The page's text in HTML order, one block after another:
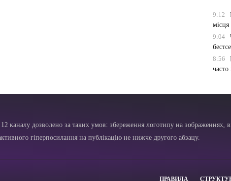
9:12
місця
9:04
8:56
часто
каналу дозволено за таких умов: збереження логотипу на зображеннях,
гіперпосилання на публікацію не нижче другого абзацу.
ПРАВИЛА